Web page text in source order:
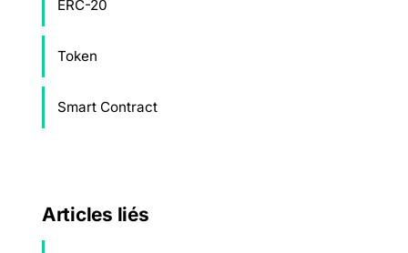
ERC-20
Token
Smart Contract
Articles liés